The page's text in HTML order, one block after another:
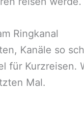
Ringkanal
Kanäle so
für
Mal.